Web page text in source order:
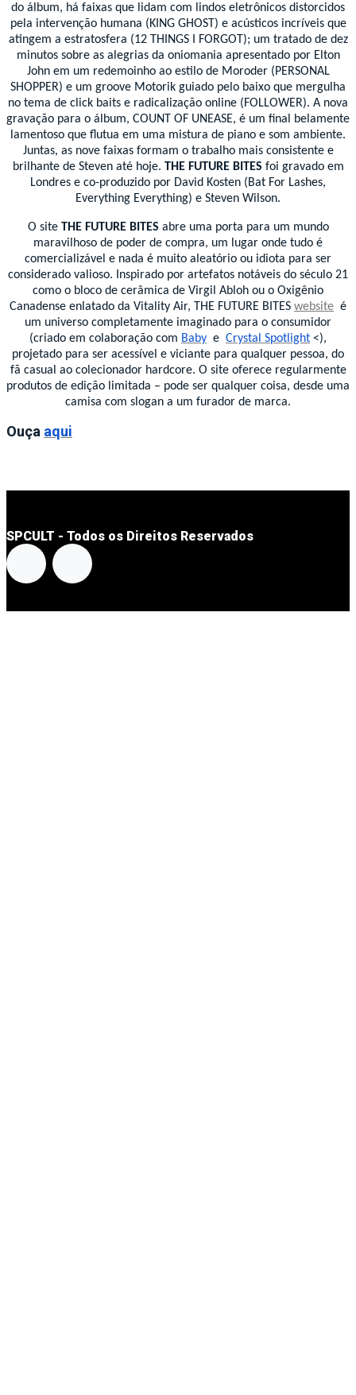
do álbum, há faixas que lidam com lindos eletrônicos distorcidos
pela intervenção humana (KING GHOST) e acústicos incríveis que
atingem a estratosfera (12 THINGS I FORGOT); um tratado de dez
minutos sobre as alegrias da oniomania apresentado por Elton
John em um redemoinho ao estilo de Moroder (PERSONAL
SHOPPER) e um groove Motorik guiado pelo baixo que mergulha
no tema de click baits e radicalização online (FOLLOWER). A nova
gravação para o álbum, COUNT OF UNEASE, é um final belamente
lamentoso que flutua em uma mistura de piano e som ambiente.
Juntas, as nove faixas formam o trabalho mais consistente e
brilhante de Steven até hoje. THE FUTURE BITES foi gravado em
Londres e co-produzido por David Kosten (Bat For Lashes,
Everything Everything) e Steven Wilson.
O site THE FUTURE BITES abre uma porta para um mundo
maravilhoso de poder de compra, um lugar onde tudo é
comercializável e nada é muito aleatório ou idiota para ser
considerado valioso. Inspirado por artefatos notáveis do século 21
como o bloco de cerâmica de Virgil Abloh ou o Oxigênio
Canadense enlatado da Vitality Air, THE FUTURE BITES website é
um universo completamente imaginado para o consumidor
(criado em colaboração com Baby e Crystal Spotlight <),
projetado para ser acessível e viciante para qualquer pessoa, do
fã casual ao colecionador hardcore. O site oferece regularmente
produtos de edição limitada – pode ser qualquer coisa, desde uma
camisa com slogan a um furador de marca.
Ouça aqui
SPCULT - Todos os Direitos Reservados